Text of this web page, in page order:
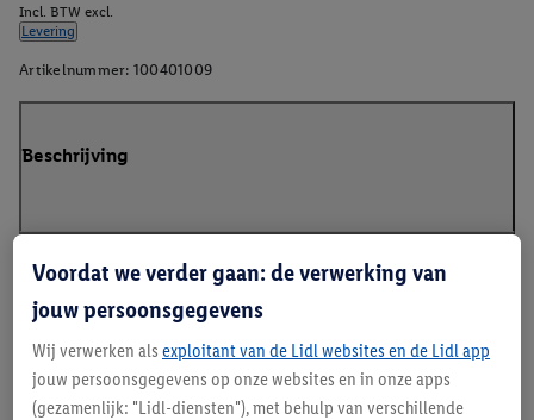
Incl. BTW excl.
Levering
Artikelnummer: 100401009
Beschrijving
*GRS - Global Recycled Standard
Voordat we verder gaan: de verwerking van
jouw persoonsgegevens
Wij verwerken als exploitant van de Lidl websites en de Lidl app
jouw persoonsgegevens op onze websites en in onze apps
(gezamenlijk: "Lidl-diensten"), met behulp van verschillende